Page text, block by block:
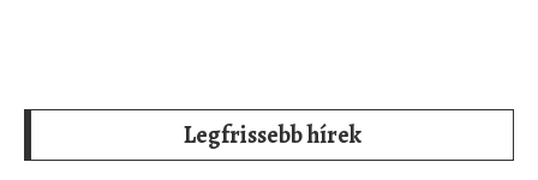
Legfrissebb hírek